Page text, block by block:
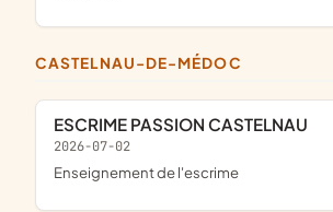
CASTELNAU-DE-MÉDOC
ESCRIME PASSION CASTELNAU
2026-07-02
enseignement de l'escrime